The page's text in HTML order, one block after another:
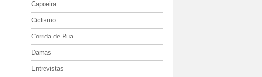
Capoeira
Ciclismo
Corrida de Rua
Damas
Entrevistas